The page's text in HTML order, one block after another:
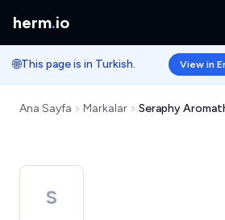
herm.io
🌐This page is in Turkish. View in
Ana Sayfa Markalar Seraphy
S